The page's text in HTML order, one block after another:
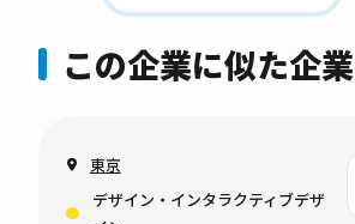
この企業に似た企業
東京
デザイン・インタラクティブデザ